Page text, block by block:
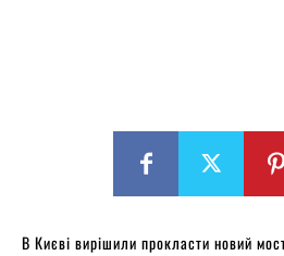
В Києві вирішили прокласти новий